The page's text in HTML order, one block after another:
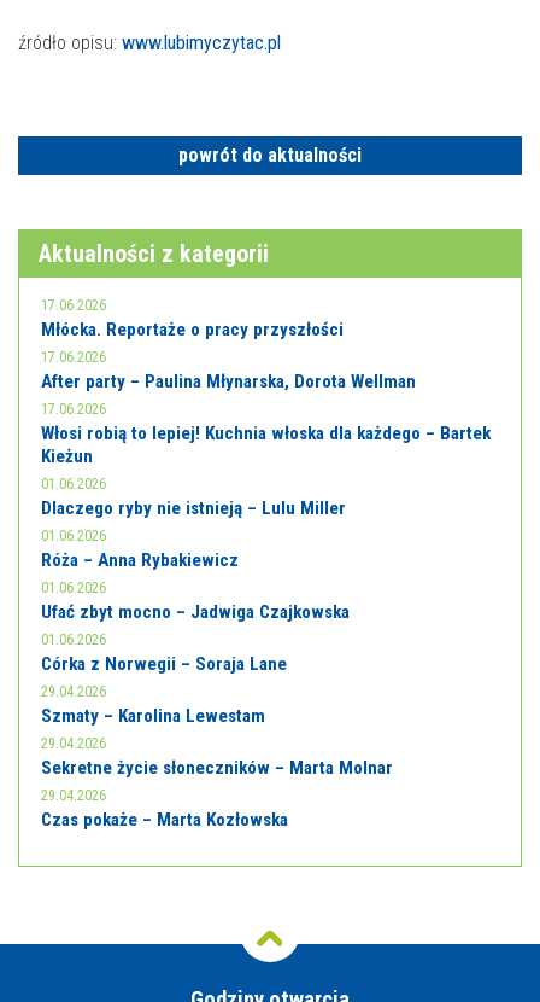
źródło opisu: www.lubimyczytac.pl
powrót do aktualności
Aktualności z kategorii
17.06.2026
Młócka. Reportaże o pracy przyszłości
17.06.2026
After party – Paulina Młynarska, Dorota Wellman
17.06.2026
Włosi robią to lepiej! Kuchnia włoska dla każdego – Bartek
Kieżun
01.06.2026
Dlaczego ryby nie istnieją – Lulu Miller
01.06.2026
Róża – Anna Rybakiewicz
01.06.2026
Ufać zbyt mocno – Jadwiga Czajkowska
01.06.2026
Córka z Norwegii – Soraja Lane
29.04.2026
Szmaty – Karolina Lewestam
29.04.2026
Sekretne życie słoneczników – Marta Molnar
29.04.2026
Czas pokaże – Marta Kozłowska